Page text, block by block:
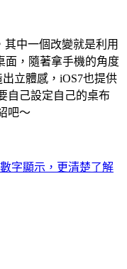
中一個改變就是利用
面，隨著拿手機的角度
立體感，iOS7也提供
自己設定自己的桌布
吧～
字顯示，更清楚了解